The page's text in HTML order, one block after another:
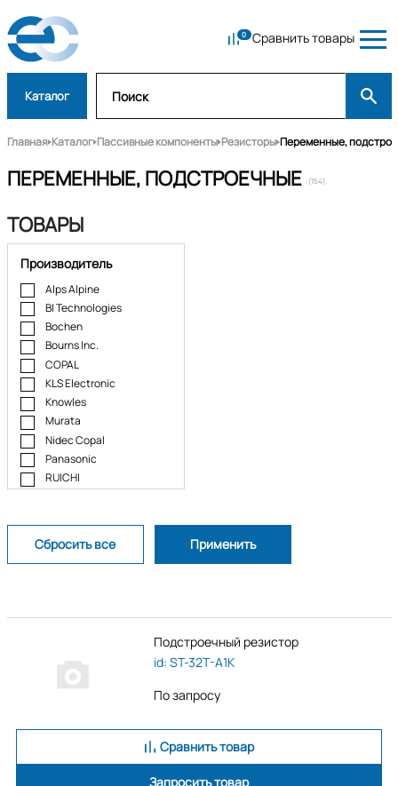
Сравнить товары
Каталог
Главная Каталог Пассивные компоненты Резисторы Переменные,
ПЕРЕМЕННЫЕ, ПОДСТРОЕЧНЫЕ (154)
ТОВАРЫ
Производитель
Alps Alpine
BI Technologies
Bochen
Bourns Inc.
COPAL
KLS Electronic
Knowles
Murata
Nidec Copal
Panasonic
RUICHI
TT electronics
Подстроечный резистор
id: ST-32T-A1K
По запросу
Сравнить товар
Запросить товар